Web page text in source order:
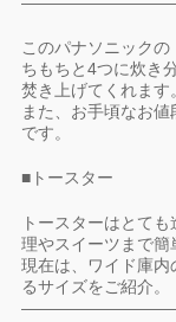
このパナソニック
ちもちと4つに炊き
焚き上げてくれます
また、お手頃なお
です。
■トースター
トースターはとて
理やスイーツまで簡
現在は、ワイド庫
るサイズをご紹介。